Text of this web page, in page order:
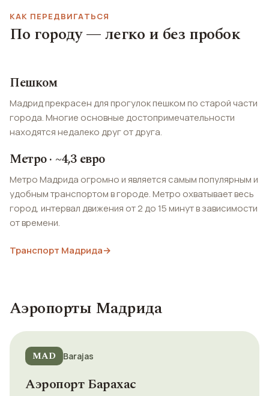
КАК ПЕРЕДВИГАТЬСЯ
По городу — легко и без пробок
Пешком
Мадрид прекрасен для прогулок пешком по старой части
города. Многие основные достопримечательности
находятся недалеко друг от друга.
Метро · ~4,3 евро
Метро Мадрида огромно и является самым популярным и
удобным транспортом в городе. Метро охватывает весь
город, интервал движения от 2 до 15 минут в зависимости
от времени.
Транспорт Мадрида→
Аэропорты Мадрида
MAD Barajas
Аэропорт Барахас